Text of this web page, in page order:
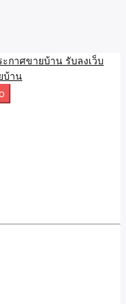
โพสขาย
ขายบ้าน
อันดับ1
ขาย
บ้าน รับลงประกาศขาย
รับลงขายบ้าน